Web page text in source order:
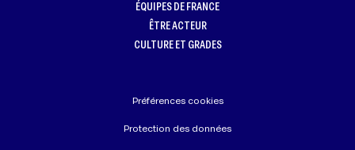
ÉQUIPES DE FRANCE
ÊTRE ACTEUR
CULTURE ET GRADES
Préférences cookies
Protection des données